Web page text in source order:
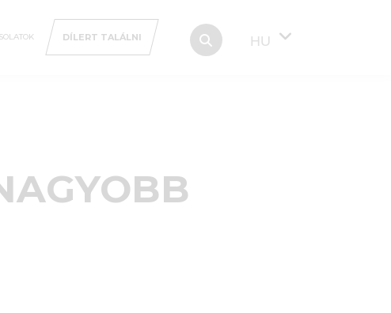
DÍLERT TALÁLNI HU